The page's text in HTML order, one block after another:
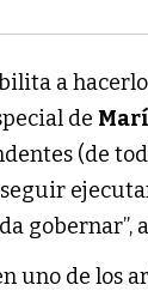
a
de
(de
gobernar”,
uno de